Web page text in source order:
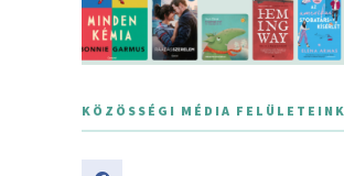
KÖZÖSSÉGI MÉDIA FELÜLETEINK